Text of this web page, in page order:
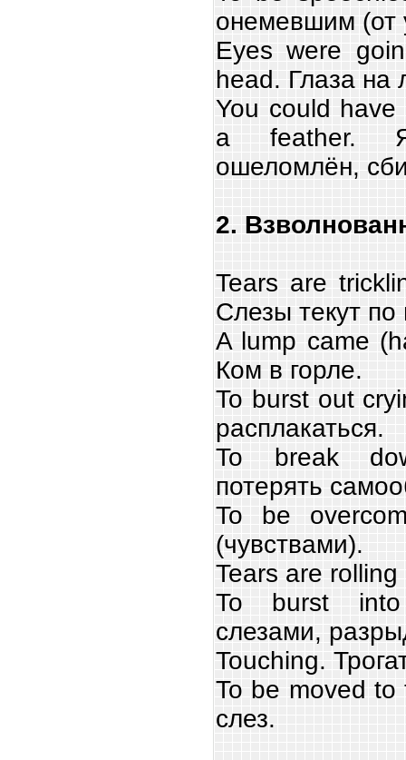
онемевшим (от
Eyes were
head. Глаза на
You could
a feather.
ошеломлён,
2.
Tears are
Слезы текут
A lump came
Ком в горле.
To burst out
расплакаться.
To break
потерять
To be
(чувствами).
Tears are
To burst into
слезами,
Touching.
To be moved to
слез.